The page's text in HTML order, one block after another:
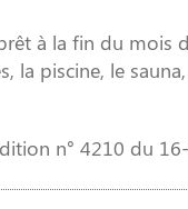
à la fin du
la piscine, le
n° 4210 du